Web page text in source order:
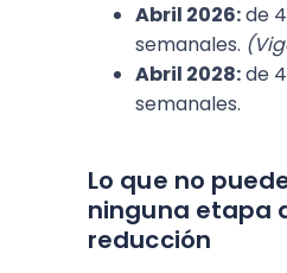
Abril 2026:de
semanales.
Abril 2028:de
semanales.
Lo que no
ninguna etapa
reducción